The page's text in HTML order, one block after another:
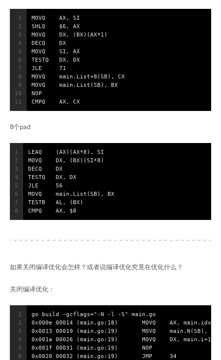
1
2
3
4
5
6
7
8
9
10
11
MOVQ	AX, SI
SHLQ	$6, AX
MOVQ	DX, (BX)(AX*1)
DECQ	DX
MOVQ	SI, AX
TESTQ	DX, DX
JLE	71
MOVQ	main.List+8(SB), CX
MOVQ	main.List(SB), BX
NOP
CMPQ	AX, CX
8个pad
1
2
3
4
5
6
7
8
LEAQ	(AX)(AX*8), SI
MOVQ	DX, (BX)(SI*8)
DECQ	DX
TESTQ	DX, DX
JLE	56
MOVQ	main.List(SB), BX
TESTB	AL, (BX)
CMPQ	AX, $8
如果关闭编译优化会怎样？或者说编译优化究竟在优化什么？
关闭编译优化：
1
2
3
4
5
6
go build -gcflags="-N -l -S" main.go
0x000e 00014 (main.go:18)	MOVQ	AX,
0x0013 00019 (main.go:19)	MOVQ	main.N(SB), DX
0x001a 00026 (main.go:19)	MOVQ	DX,
0x001f 00031 (main.go:19)	NOP
0x0020 00032 (main.go:19)	JMP	34